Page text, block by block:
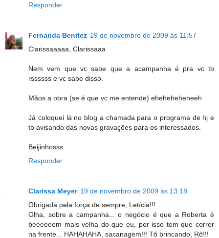
Responder
Fernanda Benitez 19 de novembro de 2009 às 11:57
Clarissaaaaa, Clarissaaa
Nem vem que vc sabe que a acampanha é pra vc tb
rssssss e vc sabe disso.
Mãos a obra (se é que vc me entende) eheheheheheeh
Já coloquei lá no blog a chamada para o programa de hj e
tb avisando das novas gravações para os interessados.
Beijinhosss
Responder
Clarissa Meyer 19 de novembro de 2009 às 13:18
Obrigada pela força de sempre, Letícia!!!
Olha, sobre a campanha... o negócio é que a Roberta é
beeeeeem mais velha do que eu, por isso tem que correr
na frente... HAHAHAHA, sacanagem!!! Tô brincando, Rô!!!